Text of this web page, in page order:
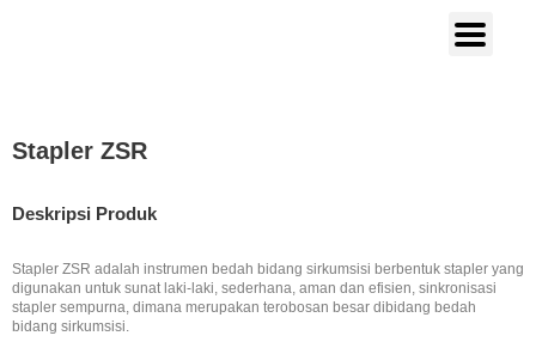
Stapler ZSR
Deskripsi Produk
Stapler ZSR adalah instrumen bedah bidang sirkumsisi berbentuk stapler yang
digunakan untuk sunat laki-laki, sederhana, aman dan efisien, sinkronisasi
stapler sempurna, dimana merupakan terobosan besar dibidang bedah
bidang sirkumsisi.